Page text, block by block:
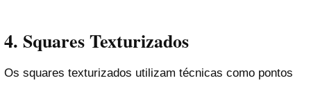
4. Squares Texturizados
Os squares texturizados utilizam técnicas como pontos